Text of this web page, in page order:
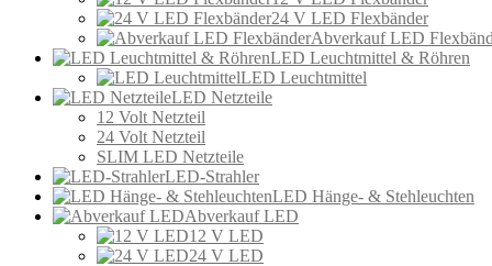
24 V LED Flexbänder
Abverkauf LED
LED Leuchtmittel & Röhren
LED Leuchtmittel
LED Netzteile
12 Volt Netzteil
24 Volt Netzteil
SLIM LED Netzteile
LED-Strahler
LED Hänge- & Stehleuchten
Abverkauf LED
12 V LED
24 V LED